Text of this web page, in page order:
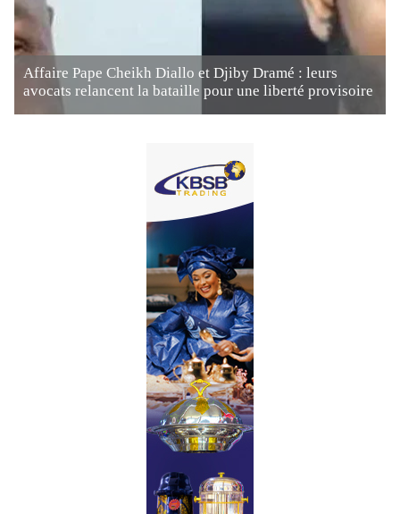
Affaire Pape Cheikh Diallo et Djiby Dramé : leurs
avocats relancent la bataille pour une liberté provisoire